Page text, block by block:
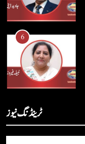
6
ٹرینڈنگ نیوز